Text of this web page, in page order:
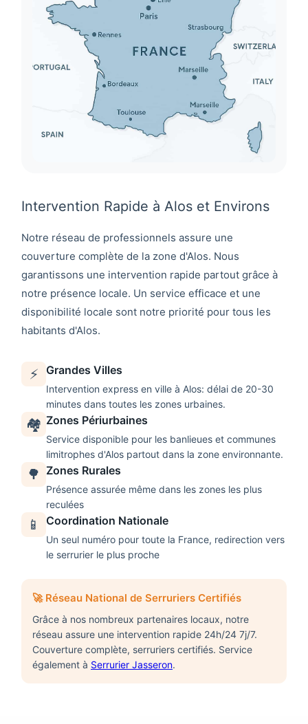
Intervention Rapide à Alos et Environs
Notre réseau de professionnels assure une
couverture complète de la zone d'Alos. Nous
garantissons une intervention rapide partout grâce à
notre présence locale. Un service efficace et une
disponibilité locale sont notre priorité pour tous les
habitants d'Alos.
⚡ Grandes Villes
Intervention express en ville à Alos: délai de 20-30
minutes dans toutes les zones urbaines.
🏘️ Zones Périurbaines
Service disponible pour les banlieues et communes
limitrophes d'Alos partout dans la zone environnante.
🌳 Zones Rurales
Présence assurée même dans les zones les plus
reculées
📱 Coordination Nationale
Un seul numéro pour toute la France, redirection vers
le serrurier le plus proche
🚀 Réseau National de Serruriers Certifiés
Grâce à nos nombreux partenaires locaux, notre
réseau assure une intervention rapide 24h/24 7j/7.
Couverture complète, serruriers certifiés. Service
également à Serrurier Jasseron.